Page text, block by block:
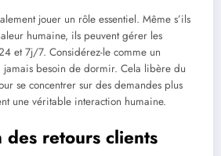
jouer un rôle essentiel. Même s’ils
humaine, ils peuvent gérer les
et 7j/7. Considérez-le comme un
jamais besoin de dormir. Cela libère du
se concentrer sur des demandes plus
une véritable interaction humaine.
des retours clients